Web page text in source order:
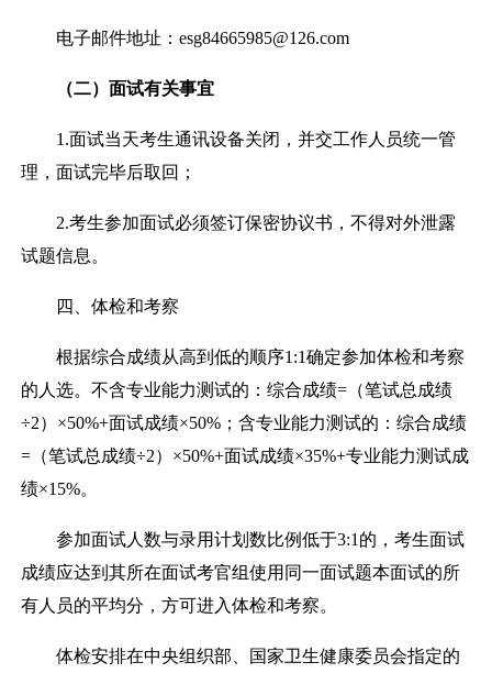
电子邮件地址： esg84665985@126.com
（二） 面试有关事宜
1.面试当天考生通讯设备关闭，并交工作人员统一管
理，面试完毕后取回；
2.考生参加面试必须签订保密协议书，不得对外泄露
试题信息。
四、 体检和考察
根据综合成绩从高到低的顺序1:1确定参加体检和考察
的人选。不含专业能力测试的：综合成绩=（笔试总成绩
÷2） ×50%+面试成绩×50%；含专业能力测试的：综合成绩
=（笔试总成绩÷2） ×50%+面试成绩×35%+专业能力测试成
绩×1 5%。
参加面试人数与录用计划数比例低于3:1 的，考生面试
成绩应达到其所在面试考官组使用同一面试题本面试的所
有人员的平均分，方可进入体检和考察。
体检安排在中央组织部、国家卫生健康委员会指定的